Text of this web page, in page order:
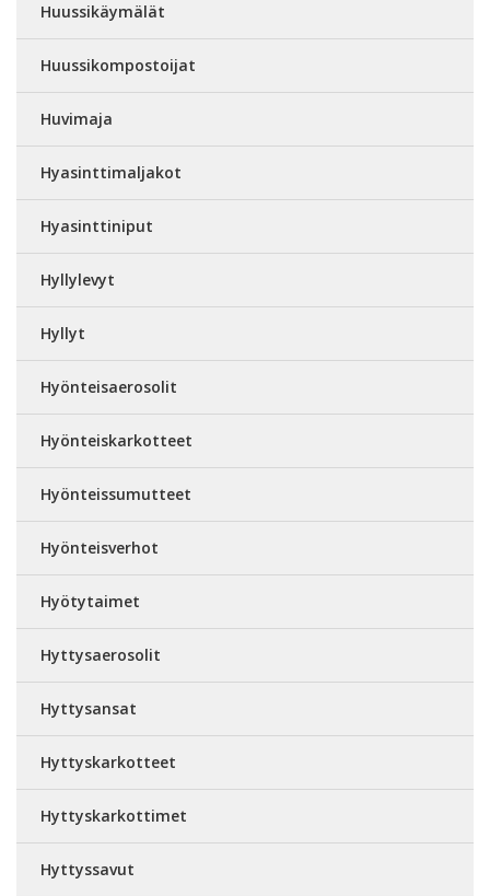
Huussikäymälät
Huussikompostoijat
Huvimaja
Hyasinttimaljakot
Hyasinttiniput
Hyllylevyt
Hyllyt
Hyönteisaerosolit
Hyönteiskarkotteet
Hyönteissumutteet
Hyönteisverhot
Hyötytaimet
Hyttysaerosolit
Hyttysansat
Hyttyskarkotteet
Hyttyskarkottimet
Hyttyssavut